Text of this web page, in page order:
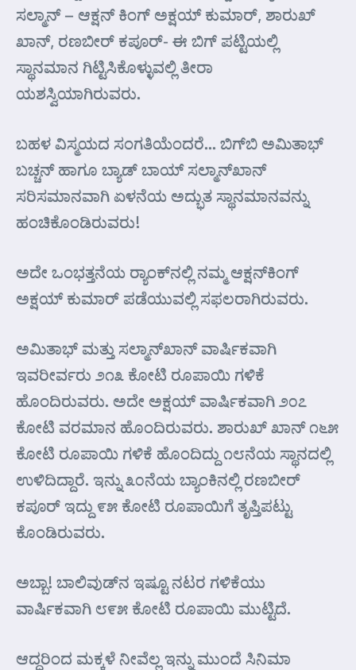
ಸಲ್ಮಾನ್ – ಆಕ್ಷನ್ ಕಿಂಗ್ ಅಕ್ಷಯ್ ಕುಮಾರ್, ಶಾರುಖ್
ಖಾನ್, ರಣಬೀರ್ ಕಪೂರ್‌- ಈ ಬಿಗ್ ಪಟ್ಟಿಯಲ್ಲಿ
ಸ್ಥಾನಮಾನ ಗಿಟ್ಟಿಸಿಕೊಳ್ಳುವಲ್ಲಿ ತೀರಾ
ಯಶಸ್ವಿಯಾಗಿರುವರು.
ಬಹಳ ವಿಸ್ಮಯದ ಸಂಗತಿಯೆಂದರೆ… ಬಿಗ್‌ಬಿ ಅಮಿತಾಭ್
ಬಚ್ಚನ್ ಹಾಗೂ ಬ್ಯಾಡ್ ಬಾಯ್ ಸಲ್ಮಾನ್‌ಖಾನ್
ಸರಿಸಮಾನವಾಗಿ ಏಳನೆಯ ಅದ್ಭುತ ಸ್ಥಾನಮಾನವನ್ನು
ಹಂಚಿಕೊಂಡಿರುವರು!
ಅದೇ ಒಂಭತ್ತನೆಯ ರ್‍ಯಾಂಕ್‌ನಲ್ಲಿ ನಮ್ಮ ಆಕ್ಷನ್‌ಕಿಂಗ್
ಅಕ್ಷಯ್‌ ಕುಮಾರ್‌ ಪಡೆಯುವಲ್ಲಿ ಸಫಲರಾಗಿರುವರು.
ಅಮಿತಾಭ್ ಮತ್ತು ಸಲ್ಮಾನ್‌ಖಾನ್ ವಾರ್ಷಿಕವಾಗಿ
ಇವರೀರ್ವರು ೨೧೩ ಕೋಟಿ ರೂಪಾಯಿ ಗಳಿಕೆ
ಹೊಂದಿರುವರು. ಅದೇ ಅಕ್ಷಯ್‌ ವಾರ್ಷಿಕವಾಗಿ ೨೦೭
ಕೋಟಿ ವರಮಾನ ಹೊಂದಿರುವರು. ಶಾರುಖ್ ಖಾನ್ ೧೬೫
ಕೋಟಿ ರೂಪಾಯಿ ಗಳಿಕೆ ಹೊಂದಿದ್ದು ೧೮ನೆಯ ಸ್ಥಾನದಲ್ಲಿ
ಉಳಿದಿದ್ದಾರೆ. ಇನ್ನು ೩೦ನೆಯ ಬ್ಯಾಂಕಿನಲ್ಲಿ ರಣಬೀರ್
ಕಪೂರ್ ಇದ್ದು ೯೫ ಕೋಟಿ ರೂಪಾಯಿಗೆ ತೃಪ್ತಿಪಟ್ಟು
ಕೊಂಡಿರುವರು.
ಅಬ್ಬಾ! ಬಾಲಿವುಡ್‌ನ ಇಷ್ಟೂ ನಟರ ಗಳಿಕೆಯು
ವಾರ್ಷಿಕವಾಗಿ ೮೯೫ ಕೋಟಿ ರೂಪಾಯಿ ಮುಟ್ಟಿದೆ.
ಆದ್ದರಿಂದ ಮಕ್ಕಳೆ ನೀವೆಲ್ಲ ಇನ್ನು ಮುಂದೆ ಸಿನಿಮಾ